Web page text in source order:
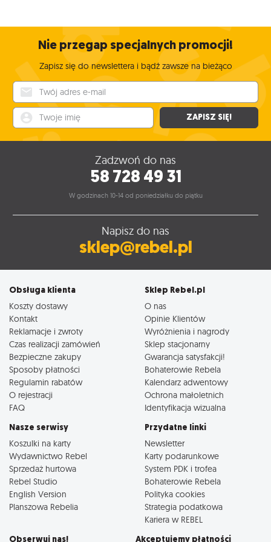
Nie przegap specjalnych promocji!
Zapisz się do newslettera i bądź zawsze na bieżąco
ZAPISZ SIĘ!
Zadzwoń do nas
58 728 49 31
W godzinach 10-14 od poniedziałku do piątku
Napisz do nas
sklep@rebel.pl
Obsługa klienta
Koszty dostawy
Kontakt
Reklamacje i zwroty
Czas realizacji zamówień
Bezpieczne zakupy
Sposoby płatności
Regulamin rabatów
O rejestracji
FAQ
Sklep Rebel.pl
O nas
Opinie Klientów
Wyróżnienia i nagrody
Sklep stacjonarny
Gwarancja satysfakcji!
Bohaterowie Rebela
Kalendarz adwentowy
Ochrona małoletnich
Identyfikacja wizualna
Nasze serwisy
Koszulki na karty
Wydawnictwo Rebel
Sprzedaż hurtowa
Rebel Studio
English Version
Planszowa Rebelia
Przydatne linki
Newsletter
Karty podarunkowe
System PDK i trofea
Bohaterowie Rebela
Polityka cookies
Strategia podatkowa
Kariera w REBEL
Obserwuj nas! Akceptujemy płatności